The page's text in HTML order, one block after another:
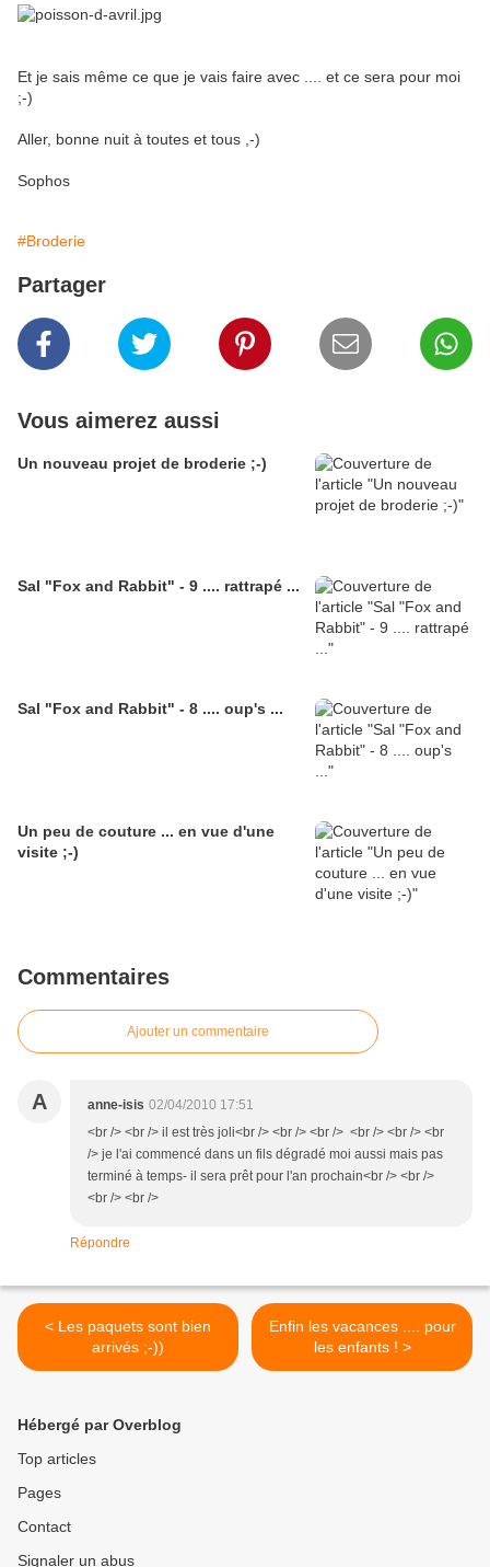
Et je sais même ce que je vais faire avec .... et ce sera pour moi
;-)
Aller, bonne nuit à toutes et tous ,-)
Sophos
#Broderie
Partager
Vous aimerez aussi
Un nouveau projet de broderie ;-)
Sal "Fox and Rabbit" - 9 .... rattrapé ...
Sal "Fox and Rabbit" - 8 .... oup's ...
Un peu de couture ... en vue d'une
visite ;-)
Commentaires
Ajouter un commentaire
A anne-isis 02/04/2010 17:51
<br /> <br /> il est très joli<br /> <br /> <br /> <br /> <br /> <br
/> je l'ai commencé dans un fils dégradé moi aussi mais pas
terminé à temps- il sera prêt pour l'an prochain<br /> <br />
<br /> <br />
Répondre
< Les paquets sont bien
arrivés ;-))
Enfin les vacances .... pour
les enfants ! >
Hébergé par Overblog
Top articles
Pages
Contact
Signaler un abus